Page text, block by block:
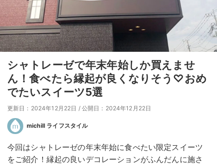
シャトレーゼで年末年始しか買えませ
ん！食べたら縁起が良くなりそう♡おめ
でたいスイーツ5選
更新日：2024年12月22日 / 公開日：2024年12月22日
michill ライフスタイル
今回はシャトレーゼの年末年始に食べたい限定スイーツ
をご紹介！縁起の良いデコレーションがふんだんに施さ